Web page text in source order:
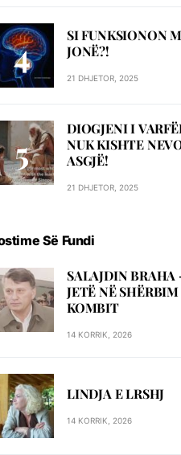
SI FUNKSIONON
JONË?!
21 DHJETOR, 2025
DIOGJENI I
NUK KISHTE
ASGJË!
21 DHJETOR, 2025
Së Fundi
SALAJDIN BRAHA
JETЁ NЁ
KOMBIT
14 KORRIK, 2026
LINDJA E LRSHJ
14 KORRIK, 2026